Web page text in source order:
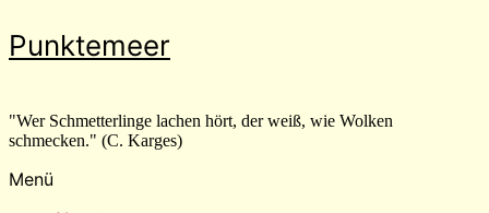
Zum
Inhalt
Punktemeer
"Wer Schmetterlinge lachen hört, der weiß, wie Wolken
schmecken." (C. Karges)
Menü